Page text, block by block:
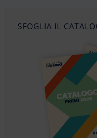
SFOGLIA IL